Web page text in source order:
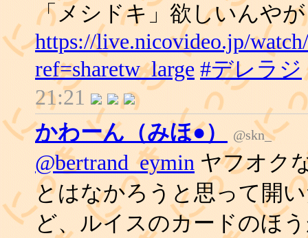
「メシドキ」欲しいんや
https://live.nicovideo.jp/
ref=sharetw_large #デレラジ
21:21
かわーん（みほ●）
@skn_
@bertrand_eymin ヤフオク
とはなかろうと思って開
ど、ルイスのカードのほ